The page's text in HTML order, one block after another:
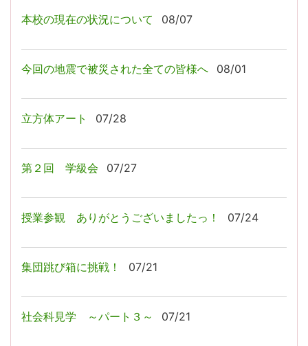
本校の現在の状況について 08/07
今回の地震で被災された全ての皆様へ 08/01
立方体アート 07/28
第２回 学級会 07/27
授業参観 ありがとうございましたっ！ 07/24
集団跳び箱に挑戦！ 07/21
社会科見学 ～パート３～ 07/21